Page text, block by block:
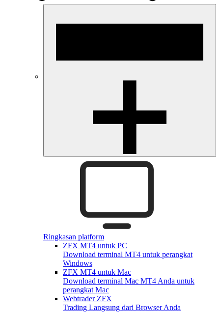
Ringkasan platform
ZFX MT4 untuk PC
Download terminal MT4 untuk perangkat
Windows
ZFX MT4 untuk Mac
Download terminal Mac MT4 Anda untuk
perangkat Mac
Webtrader ZFX
Trading Langsung dari Browser Anda